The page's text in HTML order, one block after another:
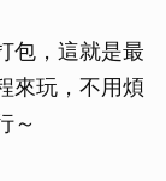
包，這就是最
來玩，不用煩
～